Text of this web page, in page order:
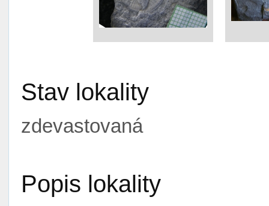
Stav lokality
zdevastovaná
Popis lokality